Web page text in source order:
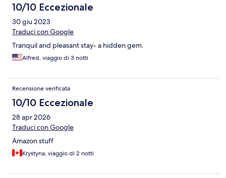
10/10 Eccezionale
30 giu 2023
Traduci con Google
Tranquil and pleasant stay- a hidden gem.
Alfred, viaggio di 3 notti
Recensione verificata
10/10 Eccezionale
28 apr 2026
Traduci con Google
Amazon stuff
Krystyna, viaggio di 2 notti